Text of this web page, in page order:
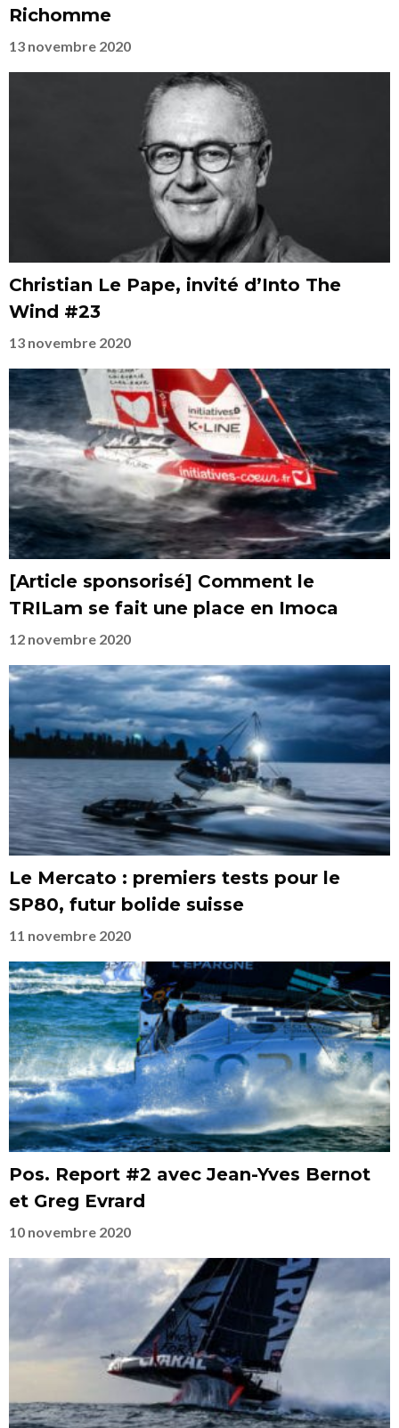
Richomme
13 novembre 2020
Christian Le Pape, invité d’Into The
Wind #23
13 novembre 2020
[Article sponsorisé] Comment le
TRILam se fait une place en Imoca
12 novembre 2020
Le Mercato : premiers tests pour le
SP80, futur bolide suisse
11 novembre 2020
Pos. Report #2 avec Jean-Yves Bernot
et Greg Evrard
10 novembre 2020